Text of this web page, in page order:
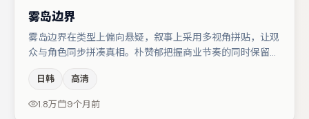
雾岛边界
雾岛边界在类型上偏向悬疑，叙事上采用多视角拼贴，让观
众与角色同步拼凑真相。朴赞郁把握商业节奏的同时保留人
手戏构成全片情感锚点，雷佳音则以细节塑造推动谜题层层
揭开。节奏紧凑、反转有度，值得列入片单。
日韩 高清
1.8万 9个月前